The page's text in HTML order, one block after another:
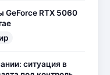
GeForce RTX 5060
ситуация в